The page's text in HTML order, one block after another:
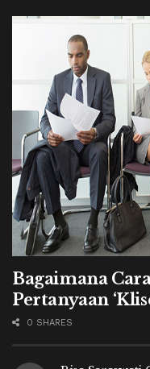
Bagaimana
Pertanyaan
0 SHARES